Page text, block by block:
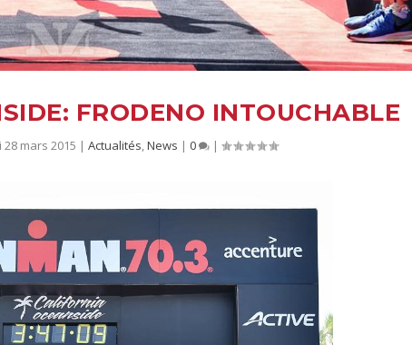
FRODENO INTOUCHABLE
mars 2015 |Actualités,News |0 |